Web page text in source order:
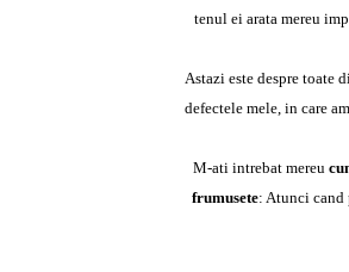
tenul ei arata mereu
Astazi este despre toate
defectele mele, in care
M-ati intrebat mereu
frumusete: Atunci cand